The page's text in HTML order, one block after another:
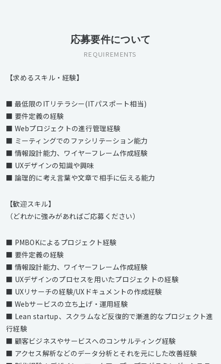
応募要件について
REQUIREMENTS
【求めるスキル・経験】
■ 最低限のITリテラシー(ITパスポート相当)
■ 要件定義の経験
■ Webプロジェクトの進行管理経験
■ ミーティングでのファシリテーション能力
■ 情報設計能力、ワイヤーフレーム作成経験
■ UXデザインの知識や興味
■ 論理的に考え言葉や文章で相手に伝える能力
【歓迎スキル】
（どれかに強みがあればご応募ください）
■ PMBOKによるプロジェクト経験
■ 要件定義の経験
■ 情報設計能力、ワイヤーフレーム作成経験
■ UXデザインのプロセスを用いたプロジェクトの経験
■ UXリサーチの経験/UXドキュメントの作成経験
■ Webサービスの立ち上げ・運用経験
■ Lean startup、スクラムなど反復的で漸進的なプロジェクト進
行経験
■ 顧客ビジネスやサービスへのコンサルティング経験
■ アクセス解析などのデータ分析とそれを元にした改善経験